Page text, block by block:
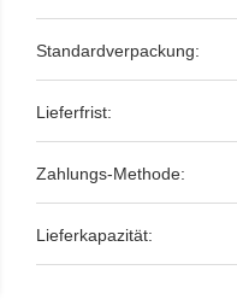
Standardverpackung:
Lieferfrist:
Zahlungs-Methode:
Lieferkapazität: